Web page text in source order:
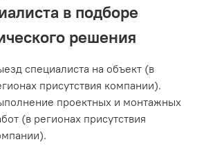
в подборе
решения
специалиста на объект (в
присутствия компании).
проектных и монтажных
(в регионах присутствия